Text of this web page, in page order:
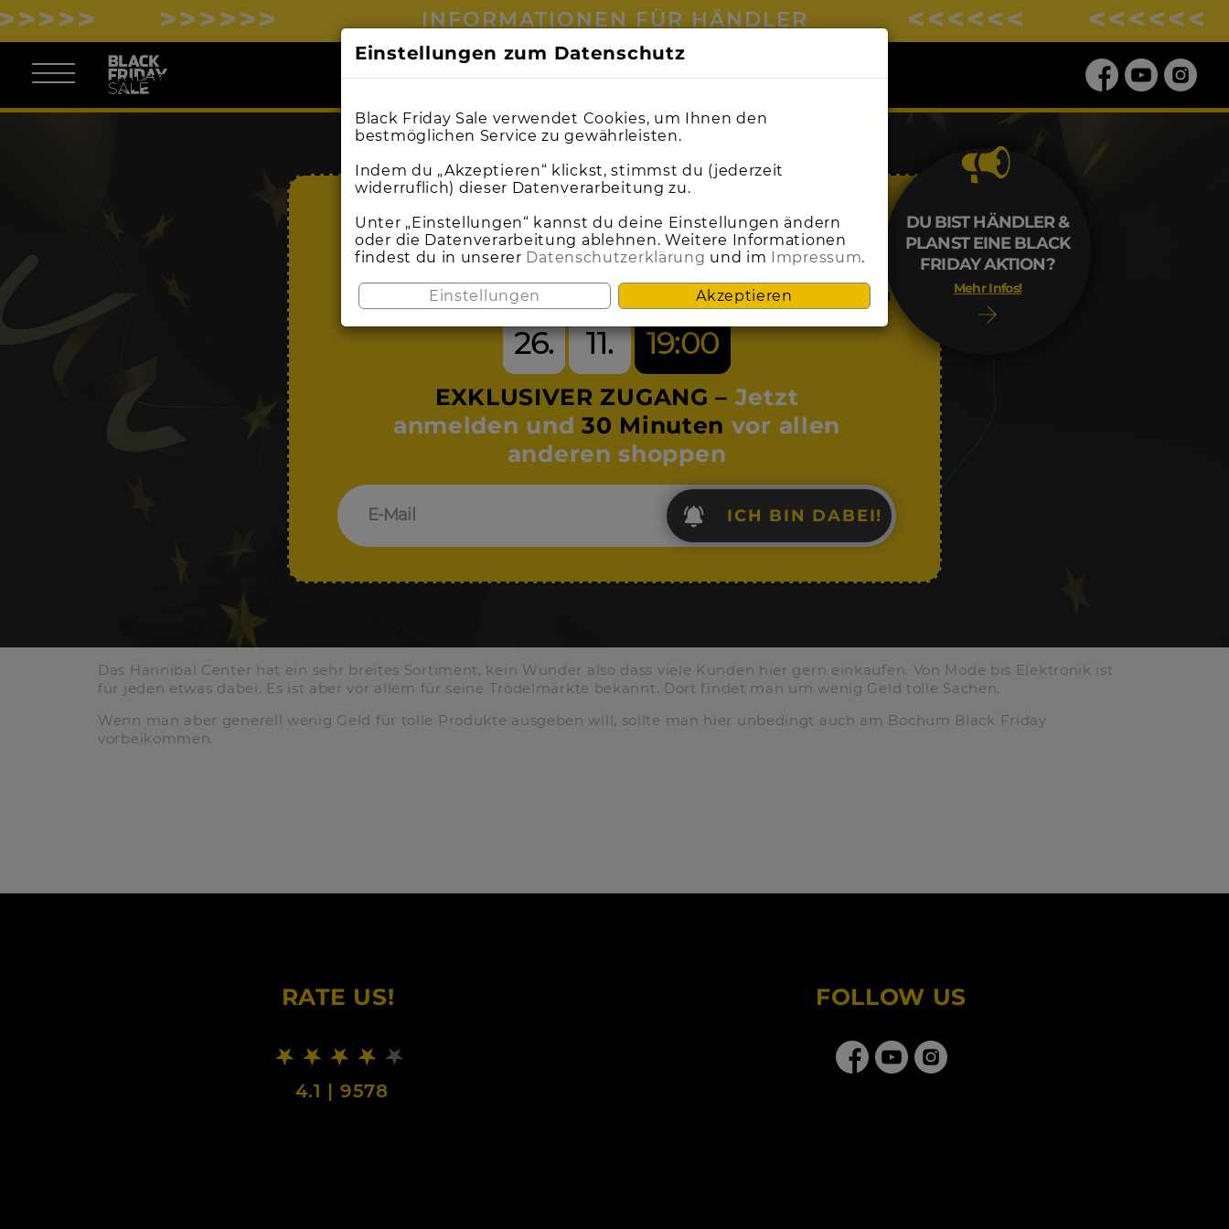
INFORMATIONEN FÜR HÄNDLER
0
0
1
1 9
9
0
0 0
0
9
9 0
0
2
2 0
0
3
3 0
0
5
5 0
0
2
2 0
0
4
4 3
3
2
DU BIST HÄNDLER &
PLANST EINE BLACK
FRIDAY AKTION?
Mehr Infos!
SEI DABEI BEIM
BLACK FRIDAY SALE
26. 11. 19:00
EXKLUSIVER ZUGANG – Jetzt
anmelden und 30 Minuten vor allen
anderen shoppen
ICH BIN DABEI!
Das Hannibal Center hat ein sehr breites Sortiment, kein Wunder also dass viele Kunden hier gern einkaufen. Von Mode bis Elektronik ist
für jeden etwas dabei. Es ist aber vor allem für seine Trödelmärkte bekannt. Dort findet man um wenig Geld tolle Sachen.
Wenn man aber generell wenig Geld für tolle Produkte ausgeben will, sollte man hier unbedingt auch am Bochum Black Friday
vorbeikommen.
RATE US!
4.1 | 9578
FOLLOW US
Einstellungen zum Datenschutz
Black Friday Sale verwendet Cookies, um Ihnen den
bestmöglichen Service zu gewährleisten.
Indem du „Akzeptieren“ klickst, stimmst du (jederzeit
widerruflich) dieser Datenverarbeitung zu.
Unter „Einstellungen“ kannst du deine Einstellungen ändern
oder die Datenverarbeitung ablehnen. Weitere Informationen
findest du in unserer Datenschutzerklärung und im Impressum.
Einstellungen Akzeptieren